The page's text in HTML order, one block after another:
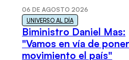
06 DE AGOSTO 2026
UNIVERSO AL DÍA
Biministro Daniel Mas:
"Vamos en vía de
movimiento el país"